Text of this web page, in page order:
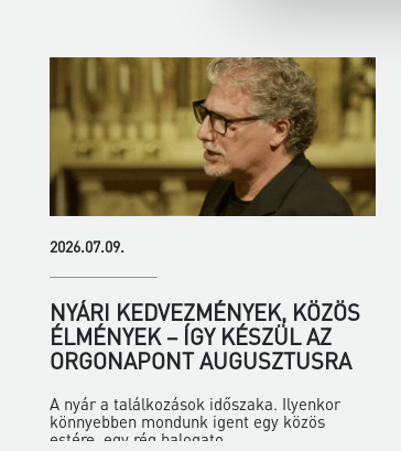
2026.07.09.
NYÁRI KEDVEZMÉNYEK, KÖZÖS
ÉLMÉNYEK – ÍGY KÉSZÜL AZ
ORGONAPONT AUGUSZTUSRA
A nyár a találkozások időszaka. Ilyenkor
könnyebben mondunk igent egy közös
estére, egy rég halogato...